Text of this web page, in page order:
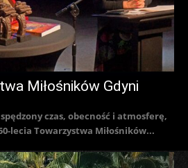
Miłośników Gdyni
czas, obecność i atmosferę,
lecia Towarzystwa Miłośników...